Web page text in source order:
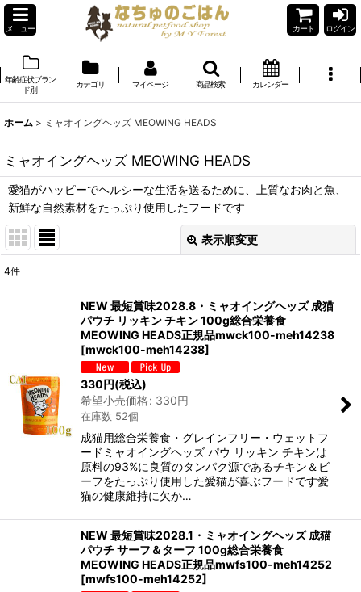
メニュー カート ログイン
年齢症状ブラン
ド別
カテゴリ マイページ 商品検索 カレンダー
ホーム > ミャオイングヘッズ MEOWING HEADS
ミャオイングヘッズ MEOWING HEADS
愛猫がハッピーでヘルシーな生活を送るために、上質なお肉と魚、
新鮮な自然素材をたっぷり使用したフードです
表示順変更
絞り込む
4件
NEW 最短賞味2028.8・ミャオイングヘッズ 成猫
パウチ リッキン チキン 100g総合栄養食
MEOWING HEADS正規品mwck100-meh14238
[mwck100-meh14238]
330 円(税込)
希望小売価格: 330円
在庫数 52個
成猫用総合栄養食・グレインフリー・ウェットフ
ードミャオイングヘッズ パウ リッキン チキンは
原料の93%に良質のタンパク源であるチキン＆ビ
ーフをたっぷり使用した愛猫が喜ぶフードです愛
猫の健康維持に欠か…
NEW 最短賞味2028.1・ミャオイングヘッズ 成猫
パウチ サーフ＆ターフ 100g総合栄養食
MEOWING HEADS正規品mwfs100-meh14252
[mwfs100-meh14252]